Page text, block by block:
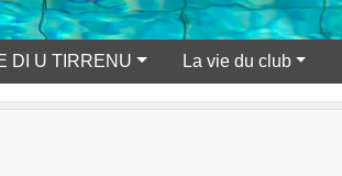
DI U TIRRENU La vie du club